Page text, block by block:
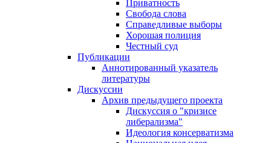
Приватность
Свобода слова
Справедливые выборы
Хорошая полиция
Честный суд
Публикации
Аннотированный указатель
литературы
Дискуссии
Архив предыдущего проекта
Дискуссия о "кризисе
либерализма"
Идеология консерватизма